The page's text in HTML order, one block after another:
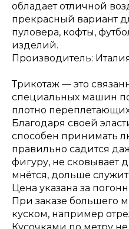
обладает отличной
прекрасный вариант
пуловера, кофты,
изделий.
Производитель:
Трикотаж — это
специальных машин
плотно
Благодаря своей
способен принимать
правильно садится
фигуру, не сковывает
мнётся, дольше служит.
Цена указана за
При заказе большего
куском, например